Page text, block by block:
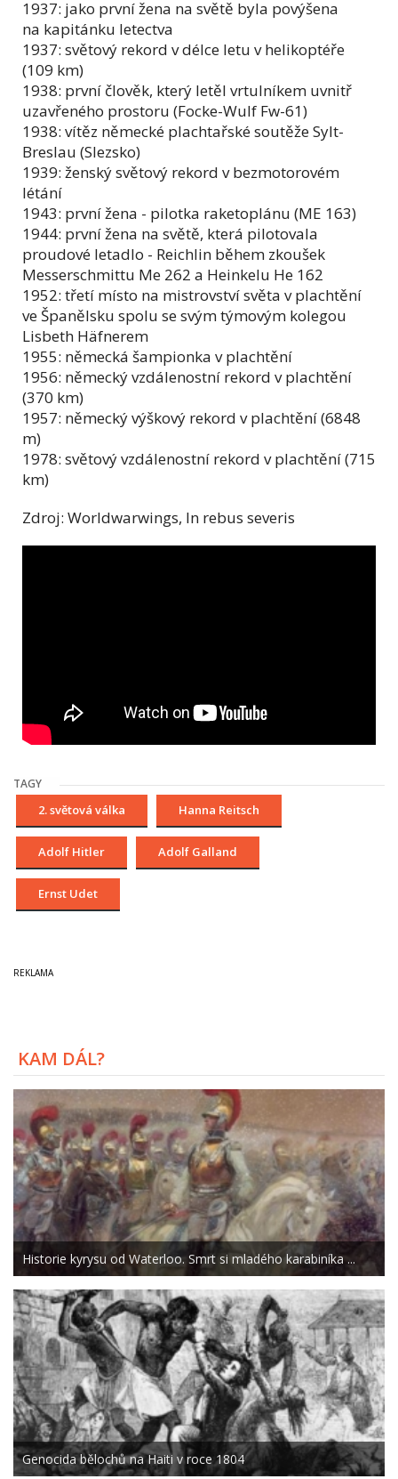
1937: jako první žena na světě byla povýšena
na kapitánku letectva
1937: světový rekord v délce letu v helikoptéře
(109 km)
1938: první člověk, který letěl vrtulníkem uvnitř
uzavřeného prostoru (Focke-Wulf Fw-61)
1938: vítěz německé plachtařské soutěže Sylt-
Breslau (Slezsko)
1939: ženský světový rekord v bezmotorovém
létání
1943: první žena - pilotka raketoplánu (ME 163)
1944: první žena na světě, která pilotovala
proudové letadlo - Reichlin během zkoušek
Messerschmittu Me 262 a Heinkelu He 162
1952: třetí místo na mistrovství světa v plachtění
ve Španělsku spolu se svým týmovým kolegou
Lisbeth Häfnerem
1955: německá šampionka v plachtění
1956: německý vzdálenostní rekord v plachtění
(370 km)
1957: německý výškový rekord v plachtění (6848
m)
1978: světový vzdálenostní rekord v plachtění (715
km)
Zdroj: Worldwarwings, In rebus severis
TAGY
2. světová válka Hanna Reitsch
Adolf Hitler Adolf Galland
Ernst Udet
KAM DÁL?
Historie kyrysu od Waterloo. Smrt si mladého karabiníka ...
Genocida bělochů na Haiti v roce 1804